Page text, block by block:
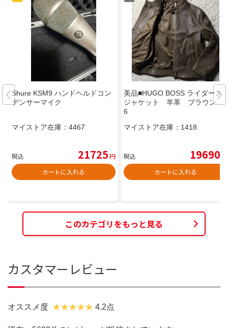
Shure KSM9 ハンドヘルドコン
デンサーマイク
マイストア在庫： 4467
税込 21725円
カートに入れる
美品■HUGO BOSS ライダース
ジャケット 羊革 ブラウン 4
6
マイストア在庫： 1418
税込 19690
カートに入れる
このカテゴリをもっと見る
カスタマーレビュー
オススメ度 4.2点